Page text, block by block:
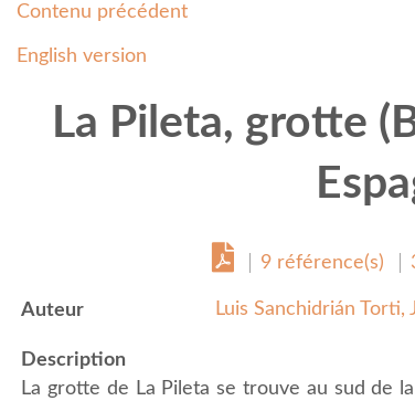
Contenu précédent
English version
La Pileta, grotte
9 référence(s)
Auteur Luis Sanchidrián Torti,
Description
La grotte de La Pileta se trouve au sud de